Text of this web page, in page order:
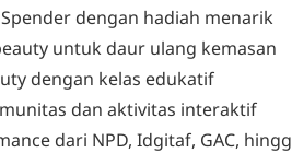
dengan hadiah menarik
untuk daur ulang kemasan
dengan kelas edukatif
dan aktivitas interaktif
dari NPD, Idgitaf, GAC,